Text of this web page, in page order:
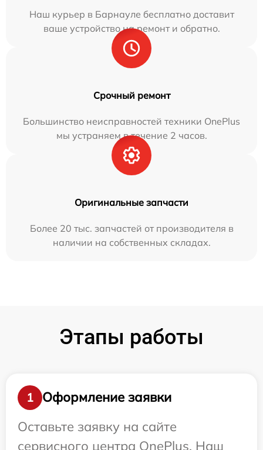
Наш курьер в Барнауле бесплатно доставит
ваше устройство на ремонт и обратно.
Срочный ремонт
Большинство неисправностей техники OnePlus
мы устраняем в течение 2 часов.
Оригинальные запчасти
Более 20 тыс. запчастей от производителя в
наличии на собственных складах.
Этапы работы
1
Оформление заявки
Оставьте заявку на сайте
сервисного центра OnePlus. Наш